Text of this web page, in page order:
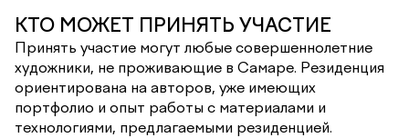
КТО МОЖЕТ ПРИНЯТЬ УЧАСТИЕ
Принять участие могут любые совершеннолетние
художники, не проживающие в Самаре. Резиденция
ориентирована на авторов, уже имеющих
портфолио и опыт работы с материалами и
технологиями, предлагаемыми резиденцией.